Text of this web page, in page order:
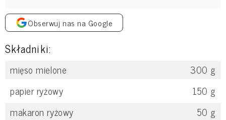
Obserwuj nas na Google
Składniki:
mięso mielone 300 g
papier ryżowy
150 g
makaron ryżowy
50 g